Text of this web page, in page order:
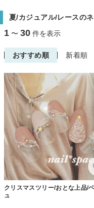
夏/カジュアル/レースの
1 〜 30 件を表示
おすすめ順 新着順
クリスマスツリー/おとな上品/
ュ